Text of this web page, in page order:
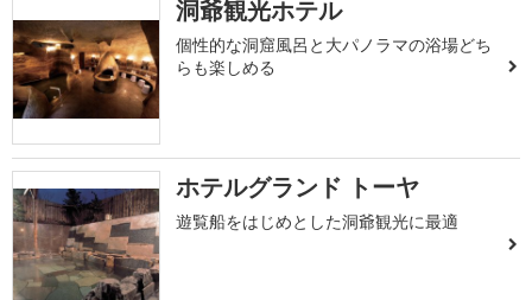
洞爺観光ホテル
個性的な洞窟風呂と大パノラマの浴場どち
らも楽しめる
ホテルグランド トーヤ
遊覧船をはじめとした洞爺観光に最適